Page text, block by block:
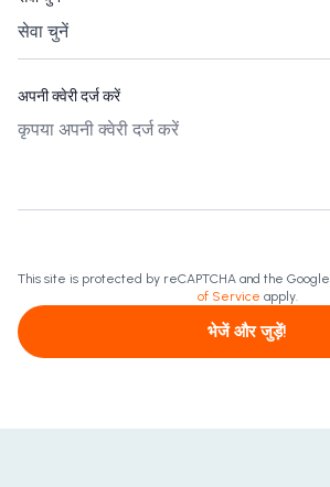
अपनी क्वेरी दर्ज करें
This site is protected by reCAPTCHA and the Google
of Service apply.
भेजें और जुड़ें!